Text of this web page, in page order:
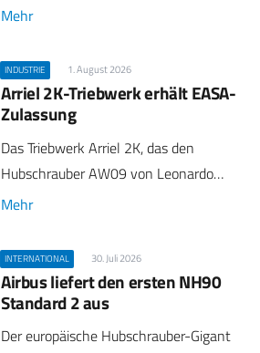
Mehr
INDUSTRIE 1. August 2026
Arriel 2K-Triebwerk erhält EASA-
Zulassung
Das Triebwerk Arriel 2K, das den
Hubschrauber AW09 von Leonardo…
Mehr
INTERNATIONAL 30. Juli 2026
Airbus liefert den ersten NH90
Standard 2 aus
Der europäische Hubschrauber-Gigant